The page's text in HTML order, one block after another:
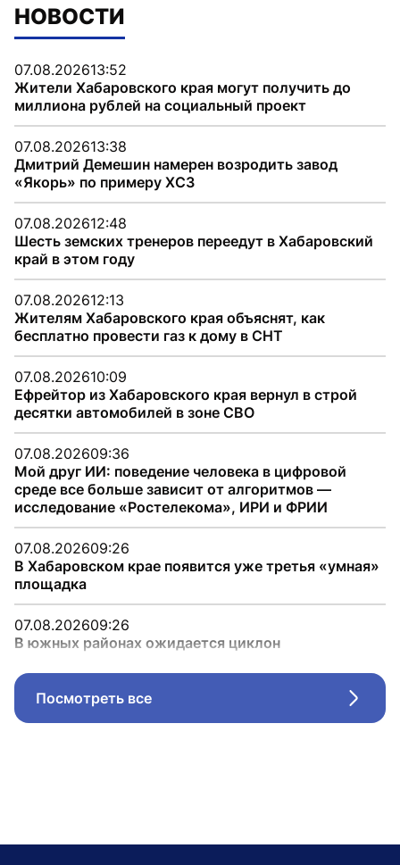
НОВОСТИ
07.08.202613:52
Жители Хабаровского края могут получить до
миллиона рублей на социальный проект
07.08.202613:38
Дмитрий Демешин намерен возродить завод
«Якорь» по примеру ХСЗ
07.08.202612:48
Шесть земских тренеров переедут в Хабаровский
край в этом году
07.08.202612:13
Жителям Хабаровского края объяснят, как
бесплатно провести газ к дому в СНТ
07.08.202610:09
Ефрейтор из Хабаровского края вернул в строй
десятки автомобилей в зоне СВО
07.08.202609:36
Мой друг ИИ: поведение человека в цифровой
среде все больше зависит от алгоритмов —
исследование «Ростелекома», ИРИ и ФРИИ
07.08.202609:26
В Хабаровском крае появится уже третья «умная»
площадка
07.08.202609:26
В южных районах ожидается циклон
Посмотреть все